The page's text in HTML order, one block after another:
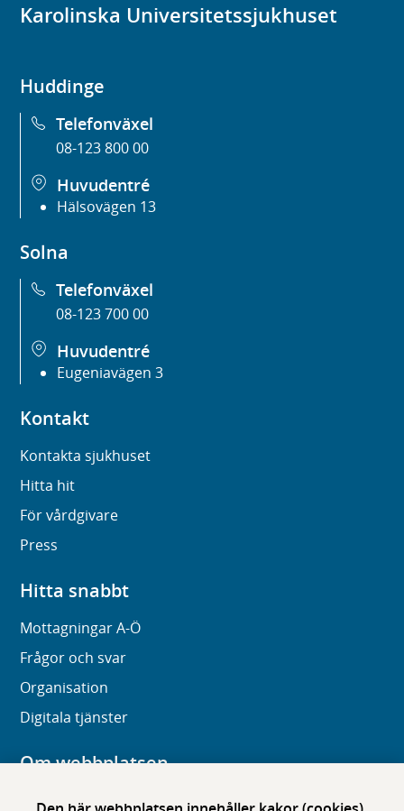
Karolinska Universitetssjukhuset
Huddinge
Telefonväxel
08-123 800 00
Huvudentré
Hälsovägen 13
Solna
Telefonväxel
08-123 700 00
Huvudentré
Eugeniavägen 3
Kontakt
Kontakta sjukhuset
Hitta hit
För vårdgivare
Press
Hitta snabbt
Mottagningar A-Ö
Frågor och svar
Organisation
Digitala tjänster
Om webbplatsen
Om karolinska.se